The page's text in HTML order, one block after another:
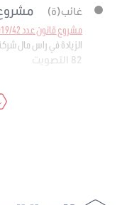
غائب(ة) مشروع
مشروع قانون عدد 2019/42
الزيادة في راس مال
82 التصويت